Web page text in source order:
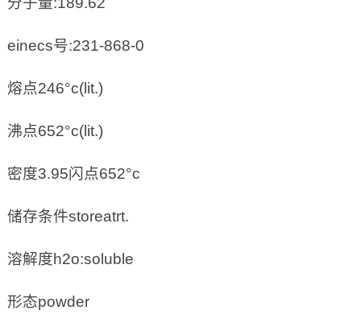
einecs号:231-868-0
熔点246°c(lit.)
沸点652°c(lit.)
密度3.95闪点652°c
储存条件storeatrt.
溶解度h2o:soluble
形态powder